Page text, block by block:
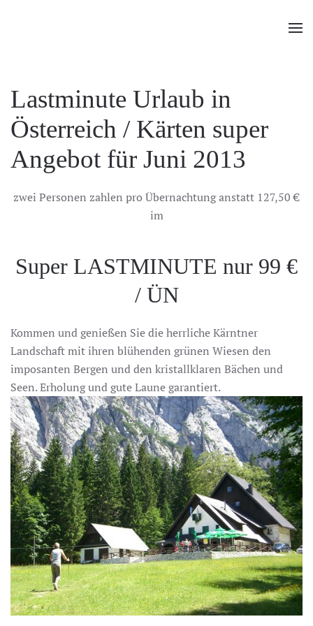
Lastminute Urlaub in
Österreich / Kärten super
Angebot für Juni 2013
zwei Personen zahlen pro Übernachtung anstatt 127,50 €
im
Super LASTMINUTE nur 99 €
/ ÜN
Kommen und genießen Sie die herrliche Kärntner
Landschaft mit ihren blühenden grünen Wiesen den
imposanten Bergen und den kristallklaren Bächen und
Seen. Erholung und gute Laune garantiert.